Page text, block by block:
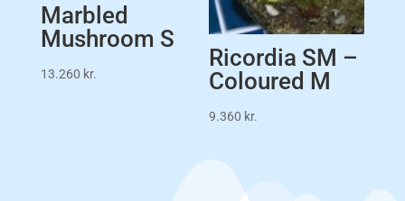
Marbled
Mushroom S
13.260 kr.
Ricordia SM –
Coloured M
9.360 kr.